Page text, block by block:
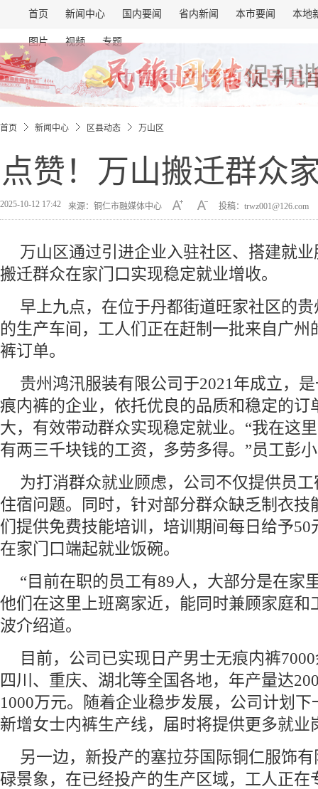
首页 新闻中心 国内要闻 省内新闻 本市要闻 本地
图片 视频 专题
首页 新闻中心 区县动态 万山区
点赞！万山搬迁群众
2025-10-12 17:42 来源：铜仁市融媒体中心 投稿：trwz001@126.com
万山区通过引进企业入驻社区、搭建就
搬迁群众在家门口实现稳定就业增收。
早上九点，在位于丹都街道旺家社区的
的生产车间，工人们正在赶制一批来自广州
裤订单。
贵州鸿汛服装有限公司于2021年成立，
痕内裤的企业，依托优良的品质和稳定的订
大，有效带动群众实现稳定就业。“我在这
有两三千块钱的工资，多劳多得。”员工彭
为打消群众就业顾虑，公司不仅提供员
住宿问题。同时，针对部分群众缺乏制衣技
们提供免费技能培训，培训期间每日给予
在家门口端起就业饭碗。
“目前在职的员工有89人，大部分是在家
他们在这里上班离家近，能同时兼顾家庭和
波介绍道。
目前，公司已实现日产男士无痕内裤
四川、重庆、湖北等全国各地，年产量达
1000万元。随着企业稳步发展，公司计划
新增女士内裤生产线，届时将提供更多就业
另一边，新投产的塞拉芬国际铜仁服饰
碌景象，在已经投产的生产区域，工人正在